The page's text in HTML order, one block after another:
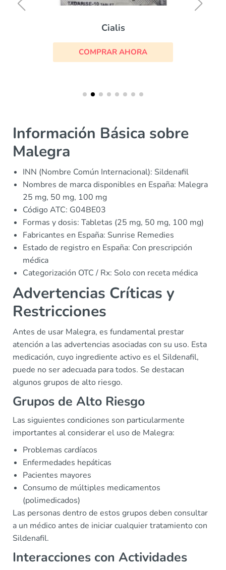
Cialis
COMPRAR AHORA
Información Básica sobre
Malegra
INN (Nombre Común Internacional): Sildenafil
Nombres de marca disponibles en España: Malegra
25 mg, 50 mg, 100 mg
Código ATC: G04BE03
Formas y dosis: Tabletas (25 mg, 50 mg, 100 mg)
Fabricantes en España: Sunrise Remedies
Estado de registro en España: Con prescripción
médica
Categorización OTC / Rx: Solo con receta médica
Advertencias Críticas y
Restricciones
Antes de usar Malegra, es fundamental prestar
atención a las advertencias asociadas con su uso. Esta
medicación, cuyo ingrediente activo es el Sildenafil,
puede no ser adecuada para todos. Se destacan
algunos grupos de alto riesgo.
Grupos de Alto Riesgo
Las siguientes condiciones son particularmente
importantes al considerar el uso de Malegra:
Problemas cardíacos
Enfermedades hepáticas
Pacientes mayores
Consumo de múltiples medicamentos
(polimedicados)
Las personas dentro de estos grupos deben consultar
a un médico antes de iniciar cualquier tratamiento con
Sildenafil.
Interacciones con Actividades